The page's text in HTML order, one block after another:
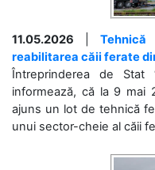
11.05.2026 |
reabilitarea căii ferate
Întreprinderea de Stat
informează, că la 9 mai
ajuns un lot de tehnică
unui sector-cheie al căii